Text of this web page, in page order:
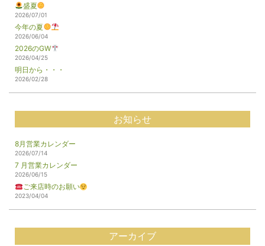
盛夏
2026/07/01
今年の夏
2026/06/04
2026のGW
2026/04/25
明日から・・・
2026/02/28
お知らせ
8月営業カレンダー
2026/07/14
7 月営業カレンダー
2026/06/15
ご来店時のお願い
2023/04/04
アーカイブ